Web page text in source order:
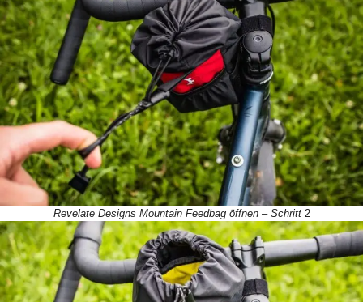
Revelate Designs Mountain Feedbag öffnen – Schritt 2